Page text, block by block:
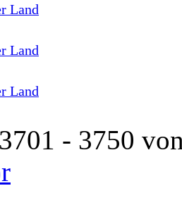
Land
Land
Land
3701 - 3750